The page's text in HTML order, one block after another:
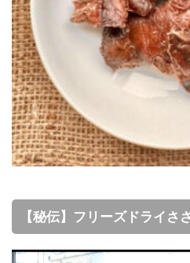
【秘伝】フリーズドライさ